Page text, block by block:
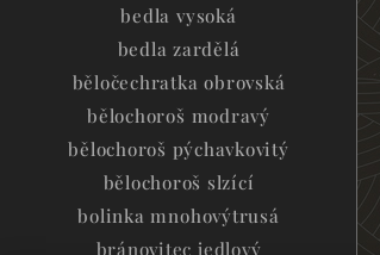
bedla vysoká
bedla zardělá
běločechratka obrovská
bělochoroš modravý
bělochoroš pýchavkovitý
bělochoroš slzící
bolinka mnohovýtrusá
bránovitec jedlový